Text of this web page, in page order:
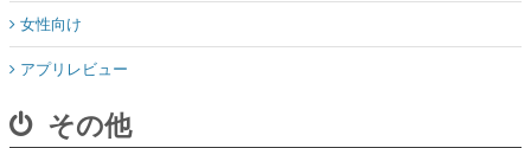
女性向け
アプリレビュー
その他